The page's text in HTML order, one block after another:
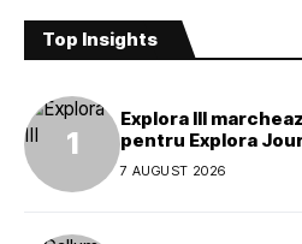
Top Insights
Explora III
pentru Explora
7 AUGUST 2026